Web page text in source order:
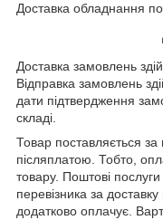
Доставка обладнання по
Доставка замовлень
Відправка замовлень
дати підтвердження
складі.
Товар поставляється
післяплатою. Тобто,
товару. Поштові
перевізника за
додатково оплачує.